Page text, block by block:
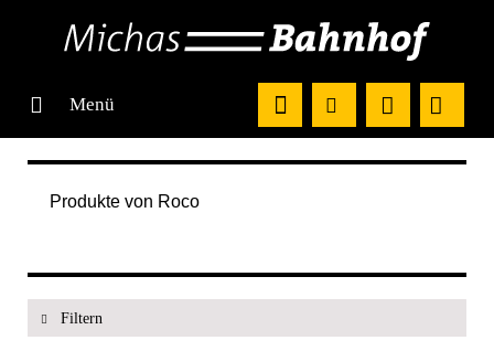
Menü
Produkte von Roco
Filtern